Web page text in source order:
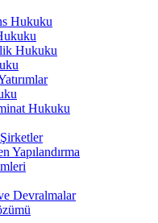
Hukuku
Hukuku
Hukuku
Yapılandırma
Devralmalar